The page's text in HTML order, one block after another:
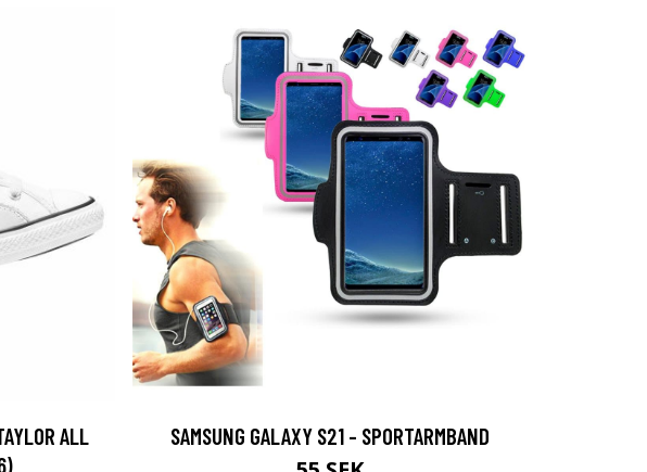
ALL
SAMSUNG GALAXY S21 - SPORTARMBAND